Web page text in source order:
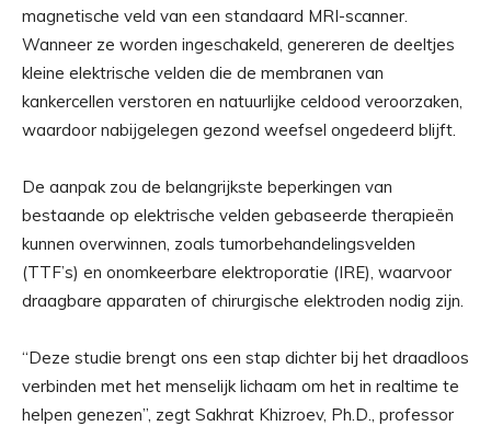
magnetische veld van een standaard MRI-scanner.
Wanneer ze worden ingeschakeld, genereren de deeltjes
kleine elektrische velden die de membranen van
kankercellen verstoren en natuurlijke celdood veroorzaken,
waardoor nabijgelegen gezond weefsel ongedeerd blijft.
De aanpak zou de belangrijkste beperkingen van
bestaande op elektrische velden gebaseerde therapieën
kunnen overwinnen, zoals tumorbehandelingsvelden
(TTF’s) en onomkeerbare elektroporatie (IRE), waarvoor
draagbare apparaten of chirurgische elektroden nodig zijn.
“Deze studie brengt ons een stap dichter bij het draadloos
verbinden met het menselijk lichaam om het in realtime te
helpen genezen”, zegt Sakhrat Khizroev, Ph.D., professor